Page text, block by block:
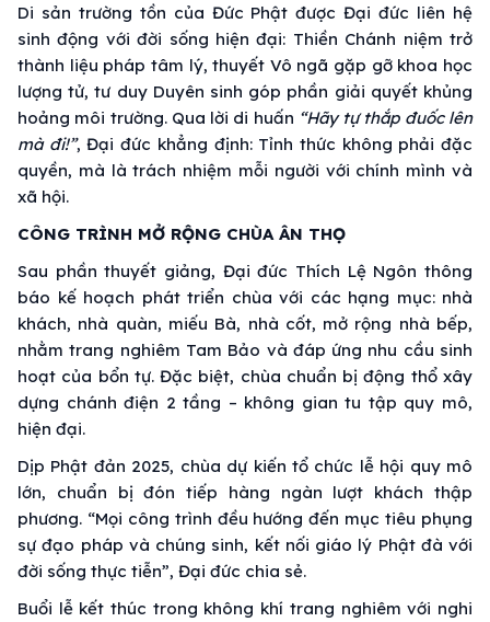
Di sản trường tồn của Đức Phật được Đại đức liên hệ
sinh động với đời sống hiện đại: Thiền Chánh niệm trở
thành liệu pháp tâm lý, thuyết Vô ngã gặp gỡ khoa học
lượng tử, tư duy Duyên sinh góp phần giải quyết khủng
hoảng môi trường. Qua lời di huấn “Hãy tự thắp đuốc lên
mà đi!”, Đại đức khẳng định: Tỉnh thức không phải đặc
quyền, mà là trách nhiệm mỗi người với chính mình và
xã hội.
CÔNG TRÌNH MỞ RỘNG CHÙA ÂN THỌ
Sau phần thuyết giảng, Đại đức Thích Lệ Ngôn thông
báo kế hoạch phát triển chùa với các hạng mục: nhà
khách, nhà quàn, miếu Bà, nhà cốt, mở rộng nhà bếp,
nhằm trang nghiêm Tam Bảo và đáp ứng nhu cầu sinh
hoạt của bổn tự. Đặc biệt, chùa chuẩn bị động thổ xây
dựng chánh điện 2 tầng – không gian tu tập quy mô,
hiện đại.
Dịp Phật đản 2025, chùa dự kiến tổ chức lễ hội quy mô
lớn, chuẩn bị đón tiếp hàng ngàn lượt khách thập
phương. “Mọi công trình đều hướng đến mục tiêu phụng
sự đạo pháp và chúng sinh, kết nối giáo lý Phật đà với
đời sống thực tiễn”, Đại đức chia sẻ.
Buổi lễ kết thúc trong không khí trang nghiêm với nghi